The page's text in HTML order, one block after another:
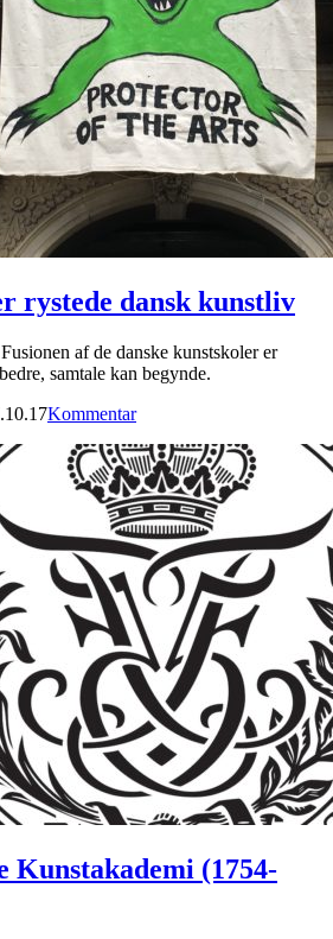
rystede dansk kunstliv
af de danske kunstskoler er
samtale kan begynde.
Kommentar
Kunstakademi (1754-